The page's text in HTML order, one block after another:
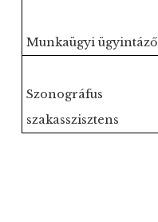
Munkaügyi ügyintáző
Szonográfus
szakasszisztens